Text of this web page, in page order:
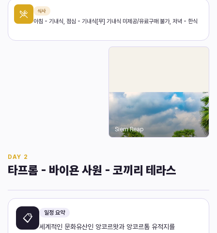
식사
아침 - 기내식, 점심 - 기내식[무] 기내식 미제공/유료구매 불가, 저녁 - 한식
Siem Reap
DAY 2
타프롬 - 바이욘 사원 - 코끼리 테라스
📋 일정 요약
세계적인 문화유산인 앙코르왓과 앙코르톰 유적지를